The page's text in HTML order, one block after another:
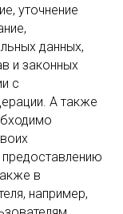
уточнение
данных,
и законных
с
А также
в
например,